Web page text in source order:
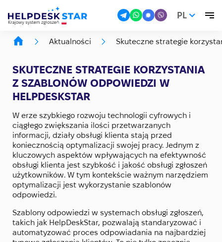
PL
Aktualności Skuteczne strategie
SKUTECZNE STRATEGIE KORZYSTANIA
Z SZABLONÓW ODPOWIEDZI W
HELPDESKSTAR
W erze szybkiego rozwoju technologii cyfrowych i
ciągłego zwiększania ilości przetwarzanych
informacji, działy obsługi klienta stają przed
koniecznością optymalizacji swojej pracy. Jednym z
kluczowych aspektów wpływających na efektywność
obsługi klienta jest szybkość i jakość obsługi zgłoszeń
użytkowników. W tym kontekście ważnym narzędziem
optymalizacji jest wykorzystanie szablonów
odpowiedzi.
Szablony odpowiedzi w systemach obsługi zgłoszeń,
takich jak HelpDeskStar, pozwalają standaryzować i
automatyzować proces odpowiadania na najbardziej